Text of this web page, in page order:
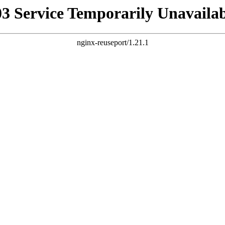
Service Temporarily
nginx-reuseport/1.21.1